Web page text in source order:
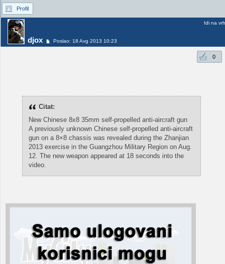
Profil
djox Poslao: 18 Avg 2013 10:23
Idi na vrh
0
Citat:
New Chinese 8x8 35mm self-propelled anti-aircraft gun
A previously unknown Chinese self-propelled anti-aircraft
gun on a 8×8 chassis was revealed during the Zhanjian
2013 exercise in the Guangzhou Military Region on Aug.
12. The new weapon appeared at 18 seconds into the
video.